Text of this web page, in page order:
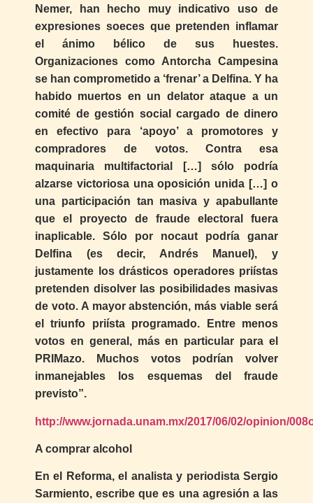
Nemer, han hecho muy indicativo uso de
expresiones soeces que pretenden inflamar
el ánimo bélico de sus huestes.
Organizaciones como Antorcha Campesina
se han comprometido a ‘frenar’ a Delfina. Y ha
habido muertos en un delator ataque a un
comité de gestión social cargado de dinero
en efectivo para ‘apoyo’ a promotores y
compradores de votos. Contra esa
maquinaria multifactorial […] sólo podría
alzarse victoriosa una oposición unida […] o
una participación tan masiva y apabullante
que el proyecto de fraude electoral fuera
inaplicable. Sólo por nocaut podría ganar
Delfina (es decir, Andrés Manuel), y
justamente los drásticos operadores priístas
pretenden disolver las posibilidades masivas
de voto. A mayor abstención, más viable será
el triunfo priísta programado. Entre menos
votos en general, más en particular para el
PRIMazo. Muchos votos podrían volver
inmanejables los esquemas del fraude
previsto”.
http://www.jornada.unam.mx/2017/06/02/opinion/
A comprar alcohol
En el Reforma, el analista y periodista Sergio
Sarmiento, escribe que es una agresión a las